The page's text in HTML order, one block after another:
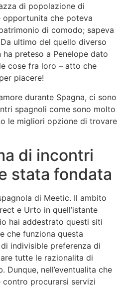
di popolazione di
opportunita che poteva
di comodo; sapeva
ultimo del quello diverso
preteso a Penelope dato
cose fra loro – atto che
piacere!
durante Spagna, ci sono
spagnoli come sono molto
le migliori opzione di trovare
di incontri
stata fondata
di Meetic. Il ambito
e Urto in quell’istante
hai addestrato questi siti
che funziona questa
indivisible preferenza di
tutte le razionalita di
Dunque, nell’eventualita che
contro procurarsi servizi